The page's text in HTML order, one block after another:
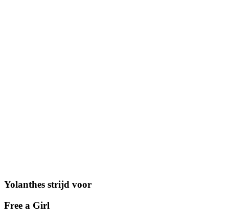
Yolanthes strijd voor
Free a Girl